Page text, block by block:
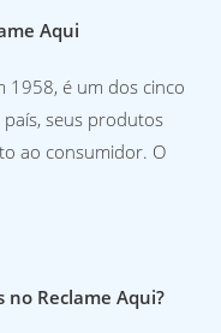
Aqui
1958, é um dos cinco
seus produtos
ao consumidor. O
no Reclame Aqui?